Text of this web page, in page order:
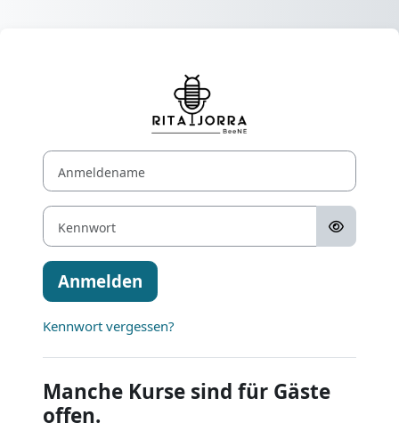
Anmelden bei
Anmeldename
Kennwort
Anmelden
Kennwort vergessen?
Manche Kurse sind für Gäste
offen.